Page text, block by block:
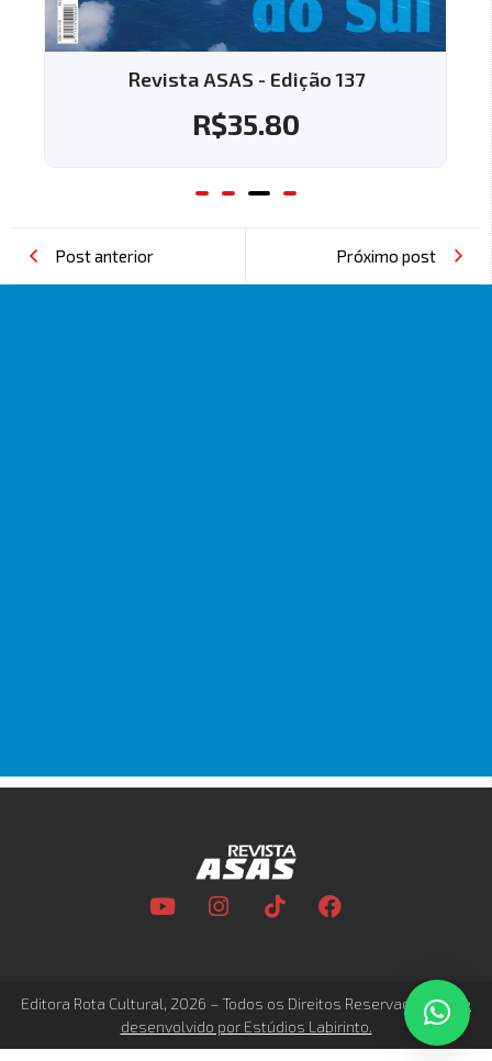
Revista ASAS - Edição 137
R$35.80
Post anterior Próximo post
Editora Rota Cultural, 2026 – Todos os Direitos Reservados –Site
desenvolvido por Estúdios Labirinto.